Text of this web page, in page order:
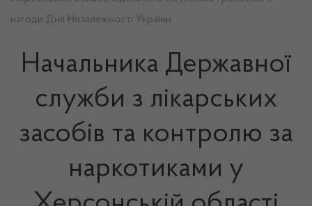
нагоди Дня Незалежності України
Начальника Державної
служби з лікарських
засобів та контролю за
наркотиками у